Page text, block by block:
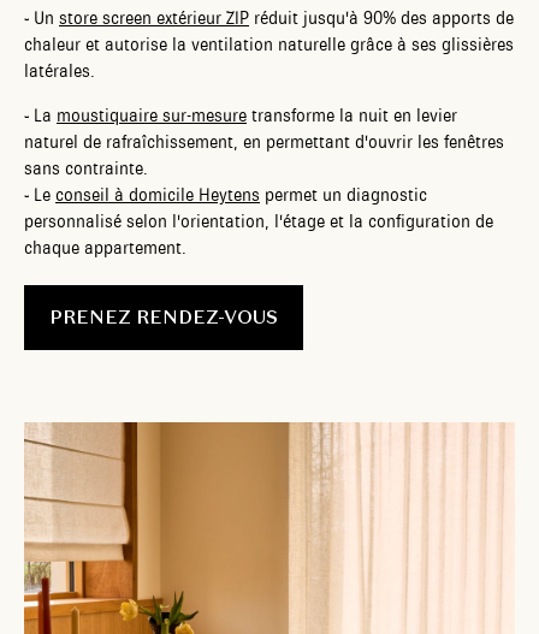
- Un store screen extérieur ZIP réduit jusqu'à 90% des apports de
chaleur et autorise la ventilation naturelle grâce à ses glissières
latérales.
- La moustiquaire sur-mesure transforme la nuit en levier
naturel de rafraîchissement, en permettant d'ouvrir les fenêtres
sans contrainte.
- Le conseil à domicile Heytens permet un diagnostic
personnalisé selon l'orientation, l'étage et la configuration de
chaque appartement.
PRENEZ RENDEZ-VOUS